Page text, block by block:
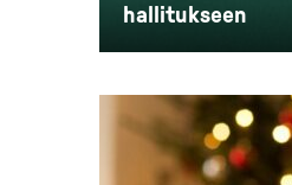
hallitukseen